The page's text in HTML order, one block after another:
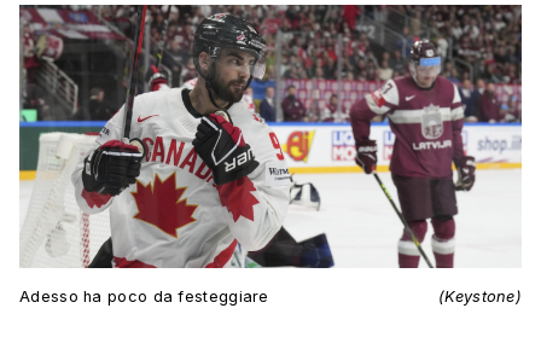
Adesso ha poco da festeggiare (Keystone)